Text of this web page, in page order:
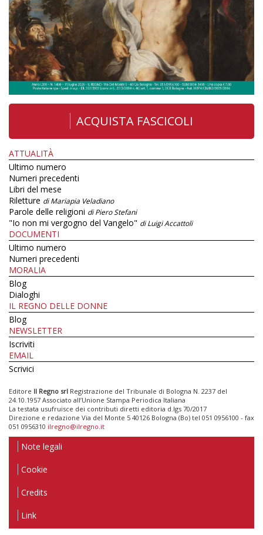
ACQUISTA FASCICOLI
ATTUALITÀ
Ultimo numero
Numeri precedenti
Libri del mese
Riletture di Mariapia Veladiano
Parole delle religioni di Piero Stefani
"Io non mi vergogno del Vangelo" di Luigi Accattoli
DOCUMENTI
Ultimo numero
Numeri precedenti
MORALIA
Blog
Dialoghi
IL REGNO DELLE DONNE
Blog
NEWSLETTER
Iscriviti
EMAIL
Scrivici
Editore Il Regno srl Registrazione del Tribunale di Bologna N. 2237 del
24.10.1957 Associato all’Unione Stampa Periodica Italiana
La testata usufruisce dei contributi diretti editoria d.lgs 70/2017
Direzione e redazione Via del Monte 5 40126 Bologna (Bo) tel 051 0956100 - fax
051 0956310 ilregno@ilregno.it
Note legali
Cookie
Credits
Link